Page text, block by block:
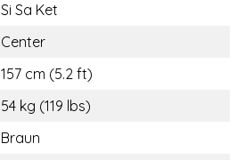
Si Sa Ket
Center
157 cm (5.2 ft)
54 kg (119 lbs)
Braun